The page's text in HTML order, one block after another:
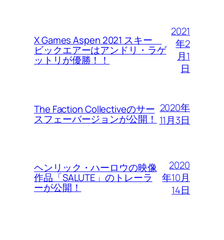
X Games Aspen 2021 スキー
ビックエアーはアンドリ・ラゲ
ットリが優勝！！
2021
年2
月1
日
The Faction Collectiveのサー
スフェーバージョンが公開！
2020年
11月3日
ヘンリック・ハーロウの映像
作品「SALUTE」のトレーラ
ーが公開！
2020
年10月
14日